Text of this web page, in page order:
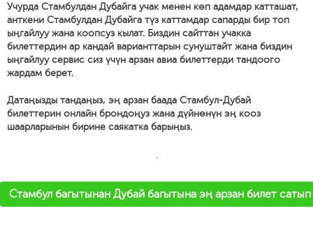
Учурда Стамбулдан Дубайга учак менен көп адамдар катташат,
анткени Стамбулдан Дубайга түз каттамдар сапарды бир топ
ыңгайлуу жана коопсуз кылат. Биздин сайттан учакка
билеттердин ар кандай варианттарын сунуштайт жана биздин
ыңгайлуу сервис сиз үчүн арзан авиа билеттерди тандоого
жардам берет.
Датаңызды тандаңыз, эң арзан баада Стамбул-Дубай
билеттерин онлайн брондоңуз жана дүйнөнүн эң кооз
шаарларынын бирине саякатка барыңыз.
'
Стамбул багытынан Дубай багытына эң арзан билет